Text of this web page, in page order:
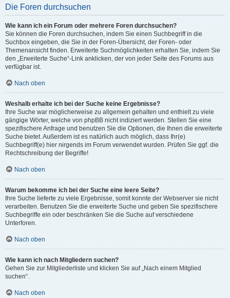
Die Foren durchsuchen
Wie kann ich ein Forum oder mehrere Foren durchsuchen?
Sie können die Foren durchsuchen, indem Sie einen Suchbegriff in die
Suchbox eingeben, die Sie in der Foren-Übersicht, der Foren- oder
Themenansicht finden. Erweiterte Suchmöglichkeiten erhalten Sie, indem Sie
den „Erweiterte Suche“-Link anklicken, der von jeder Seite des Forums aus
verfügbar ist.
Nach oben
Weshalb erhalte ich bei der Suche keine Ergebnisse?
Ihre Suche war möglicherweise zu allgemein gehalten und enthielt zu viele
gängige Wörter, welche von phpBB nicht indiziert werden. Stellen Sie eine
spezifischere Anfrage und benutzen Sie die Optionen, die Ihnen die erweiterte
Suche bietet. Außerdem ist es natürlich auch möglich, dass Ihr(e)
Suchbegriff(e) hier nirgends im Forum verwendet wurden. Prüfen Sie ggf. die
Rechtschreibung der Begriffe!
Nach oben
Warum bekomme ich bei der Suche eine leere Seite?
Ihre Suche lieferte zu viele Ergebnisse, somit konnte der Webserver sie nicht
verarbeiten. Benutzen Sie die erweiterte Suche und geben Sie spezifischere
Suchbegriffe ein oder beschränken Sie die Suche auf verschiedene
Unterforen.
Nach oben
Wie kann ich nach Mitgliedern suchen?
Gehen Sie zur Mitgliederliste und klicken Sie auf „Nach einem Mitglied
suchen“.
Nach oben